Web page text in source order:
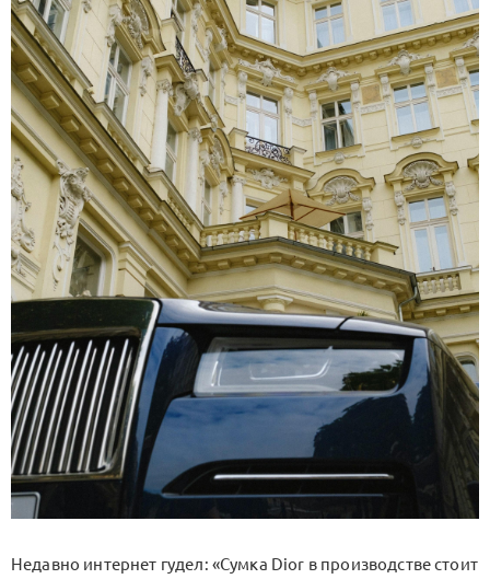
Недавно интернет гудел: «Сумка Dior в производстве стоит